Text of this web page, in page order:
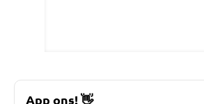
App ons!👋